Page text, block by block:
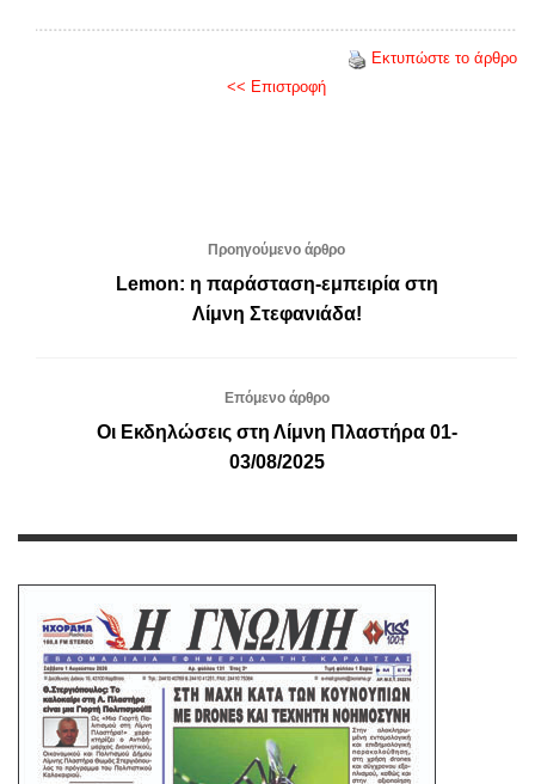
Εκτυπώστε το άρθρο
<< Επιστροφή
Προηγούμενο άρθρο
Lemon: η παράσταση-εμπειρία στη
Λίμνη Στεφανιάδα!
Επόμενο άρθρο
Οι Εκδηλώσεις στη Λίμνη Πλαστήρα 01-
03/08/2025